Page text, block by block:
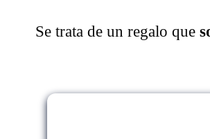
Se trata de un regalo que